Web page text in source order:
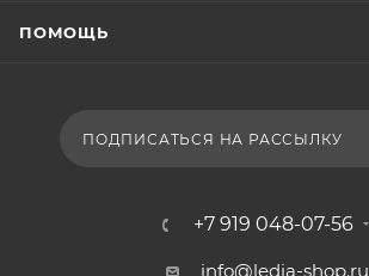
ПОМОЩЬ
ПОДПИСАТЬСЯ НА РАССЫЛКУ
+7 919 048-07-56
info@ledia-shop.ru